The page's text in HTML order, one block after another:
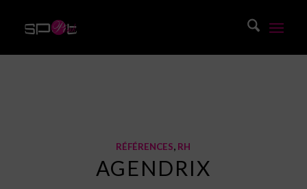
RÉFÉRENCES, RH
AGENDRIX